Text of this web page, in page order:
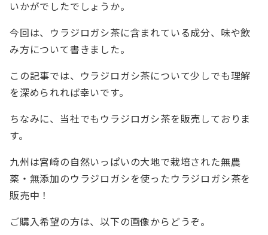
いかがでしたでしょうか。
今回は、ウラジロガシ茶に含まれている成分、味や飲
み方について書きました。
この記事では、ウラジロガシ茶について少しでも理解
を深められれば幸いです。
ちなみに、当社でもウラジロガシ茶を販売しておりま
す。
九州は宮崎の自然いっぱいの大地で栽培された無農
薬・無添加のウラジロガシを使ったウラジロガシ茶を
販売中！
ご購入希望の方は、以下の画像からどうぞ。